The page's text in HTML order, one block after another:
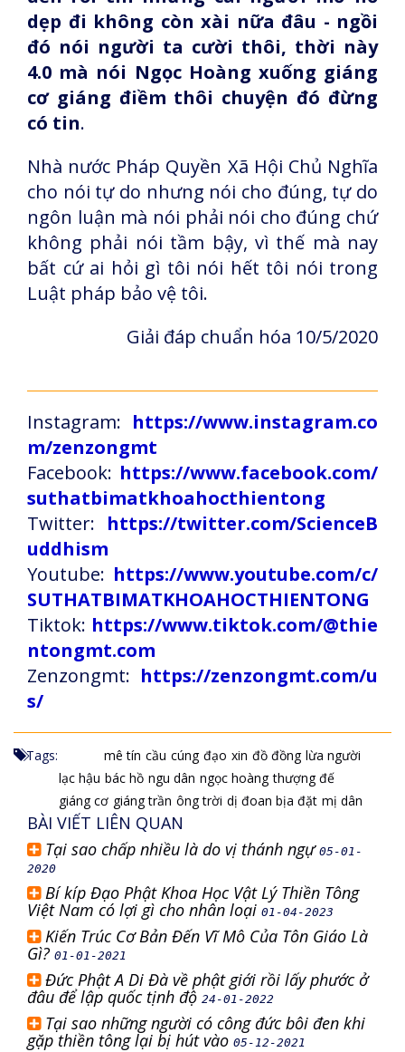
dẹp đi không còn xài nữa đâu - ngồi
đó nói người ta cười thôi, thời này
4.0 mà nói Ngọc Hoàng xuống giáng
cơ giáng điềm thôi chuyện đó đừng
có tin.
Nhà nước Pháp Quyền Xã Hội Chủ Nghĩa
cho nói tự do nhưng nói cho đúng, tự do
ngôn luận mà nói phải nói cho đúng chứ
không phải nói tầm bậy, vì thế mà nay
bất cứ ai hỏi gì tôi nói hết tôi nói trong
Luật pháp bảo vệ tôi.
Giải đáp chuẩn hóa 10/5/2020
Instagram: https://www.instagram.co
m/zenzongmt
Facebook: https://www.facebook.com/
suthatbimatkhoahocthientong
Twitter: https://twitter.com/ScienceB
uddhism
Youtube: https://www.youtube.com/c/
SUTHATBIMATKHOAHOCTHIENTONG
Tiktok: https://www.tiktok.com/@thie
ntongmt.com
Zenzongmt: https://zenzongmt.com/u
s/
Tags: mê tín cầu cúng đạo xin đồ đồng lừa người
lạc hậu bác hồ ngu dân ngọc hoàng thượng đế
giáng cơ giáng trần ông trời dị đoan bịa đặt mị dân
BÀI VIẾT LIÊN QUAN
Tại sao chấp nhiều là do vị thánh ngự 05-01-
2020
Bí kíp Đạo Phật Khoa Học Vật Lý Thiền Tông
Việt Nam có lợi gì cho nhân loại 01-04-2023
Kiến Trúc Cơ Bản Đến Vĩ Mô Của Tôn Giáo Là
Gì? 01-01-2021
Đức Phật A Di Đà về phật giới rồi lấy phước ở
đâu để lập quốc tịnh độ 24-01-2022
Tại sao những người có công đức bôi đen khi
gặp thiền tông lại bị hút vào 05-12-2021